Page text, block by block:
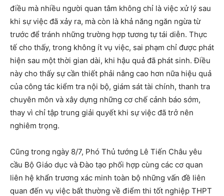
điều mà nhiều người quan tâm không chỉ là việc xử lý sau
khi sự việc đã xảy ra, mà còn là khả năng ngăn ngừa từ
trước để tránh những trường hợp tương tự tái diễn. Thực
tế cho thấy, trong không ít vụ việc, sai phạm chỉ được phát
hiện sau một thời gian dài, khi hậu quả đã phát sinh. Điều
này cho thấy sự cần thiết phải nâng cao hơn nữa hiệu quả
của công tác kiểm tra nội bộ, giám sát tài chính, thanh tra
chuyên môn và xây dựng những cơ chế cảnh báo sớm,
thay vì chỉ tập trung giải quyết khi sự việc đã trở nên
nghiêm trọng.
Cũng trong ngày 8/7, Phó Thủ tướng Lê Tiến Châu yêu
cầu Bộ Giáo dục và Đào tạo phối hợp cùng các cơ quan
liên hệ khẩn trương xác minh toàn bộ những vấn đề liên
quan đến vụ việc bất thường về điểm thi tốt nghiệp THPT